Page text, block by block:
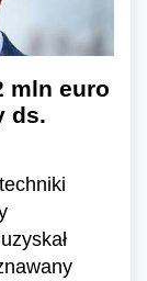
mln euro
ds.